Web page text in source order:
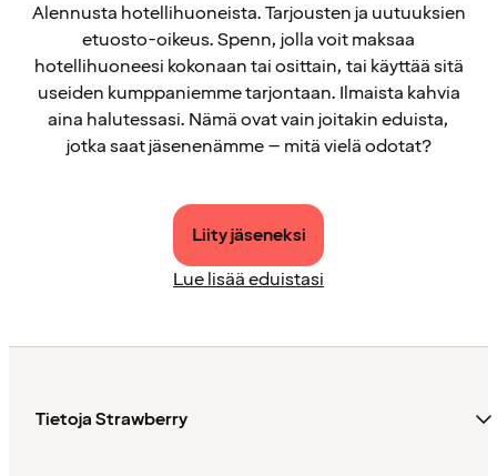
Alennusta hotellihuoneista. Tarjousten ja uutuuksien
etuosto-oikeus. Spenn, jolla voit maksaa
hotellihuoneesi kokonaan tai osittain, tai käyttää sitä
useiden kumppaniemme tarjontaan. Ilmaista kahvia
aina halutessasi. Nämä ovat vain joitakin eduista,
jotka saat jäsenenämme – mitä vielä odotat?
Liity jäseneksi
Lue lisää eduistasi
Tietoja Strawberry